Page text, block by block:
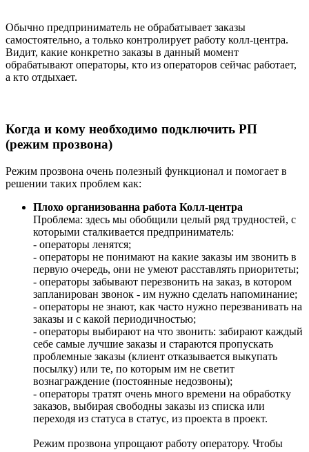
Обычно предприниматель не обрабатывает заказы
самостоятельно, а только контролирует работу колл-центра.
Видит, какие конкретно заказы в данный момент
обрабатывают операторы, кто из операторов сейчас работает,
а кто отдыхает.
Когда и кому необходимо подключить РП
(режим прозвона)
Режим прозвона очень полезный функционал и помогает в
решении таких проблем как:
Плохо организованна работа Колл-центра
Проблема: здесь мы обобщили целый ряд трудностей, с
которыми сталкивается предприниматель:
- операторы ленятся;
- операторы не понимают на какие заказы им звонить в
первую очередь, они не умеют расставлять приоритеты;
- операторы забывают перезвонить на заказ, в котором
запланирован звонок - им нужно сделать напоминание;
- операторы не знают, как часто нужно перезванивать на
заказы и с какой периодичностью;
- операторы выбирают на что звонить: забирают каждый
себе самые лучшие заказы и стараются пропускать
проблемные заказы (клиент отказывается выкупать
посылку) или те, по которым им не светит
вознаграждение (постоянные недозвоны);
- операторы тратят очень много времени на обработку
заказов, выбирая свободны заказы из списка или
переходя из статуса в статус, из проекта в проект.
Режим прозвона упрощают работу оператору. Чтобы